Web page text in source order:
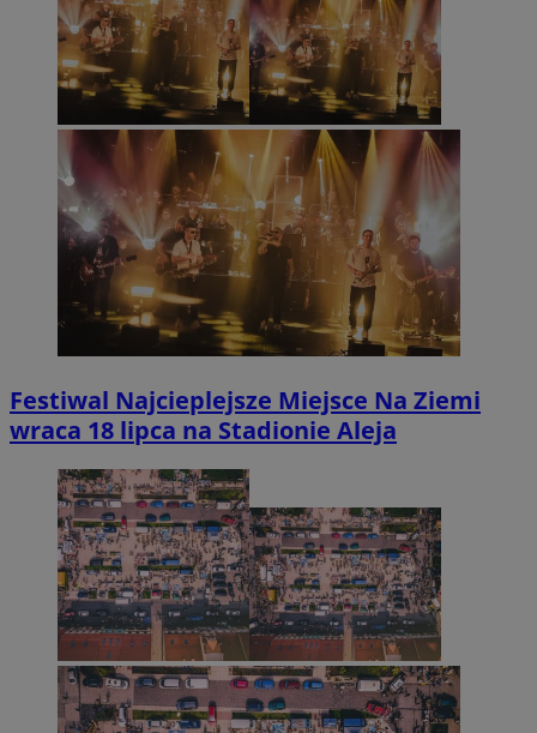
Festiwal Najcieplejsze Miejsce Na Ziemi
wraca 18 lipca na Stadionie Aleja